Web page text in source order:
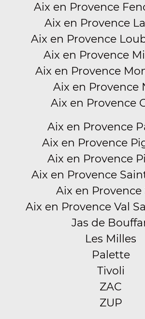
Aix en Provence
Aix en Provence
Aix en Provence
Aix en Provence
Aix en Provence
Aix en Provence
Aix en Provence
Aix en Provence
Aix en Provence
Aix en Provence
Aix en Provence
Aix en Provence
Aix en Provence Val
Jas de
Les Milles
Palette
Tivoli
ZAC
ZUP